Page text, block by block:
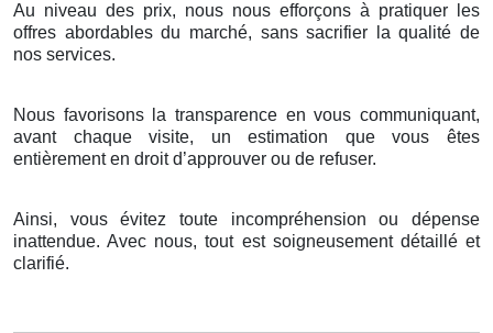
Au niveau des prix, nous nous efforçons à pratiquer les
offres abordables du marché, sans sacrifier la qualité de
nos services.
Nous favorisons la transparence en vous communiquant,
avant chaque visite, un estimation que vous êtes
entièrement en droit d’approuver ou de refuser.
Ainsi, vous évitez toute incompréhension ou dépense
inattendue. Avec nous, tout est soigneusement détaillé et
clarifié.